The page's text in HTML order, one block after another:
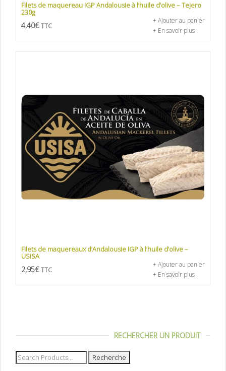
Filets de maquereau IGP Andalousie à l’huile d’olive – Tejero
230g
4,40€ TTC
+ Ajouter au panier
+ En savoir plus
Filets de maquereaux d’Andalousie IGP à l’huile d’olive –
USISA
2,95€ TTC
+ Ajouter au panier
+ En savoir plus
RECHERCHER UN PRODUIT
Recherche
pour :